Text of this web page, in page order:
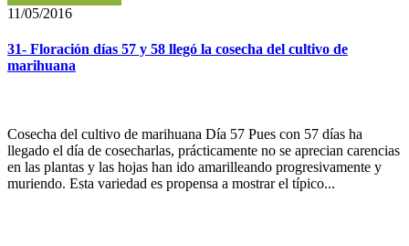
11/05/2016
31- Floración días 57 y 58 llegó la cosecha del cultivo de
marihuana
Cosecha del cultivo de marihuana Día 57 Pues con 57 días ha
llegado el día de cosecharlas, prácticamente no se aprecian carencias
en las plantas y las hojas han ido amarilleando progresivamente y
muriendo. Esta variedad es propensa a mostrar el típico...